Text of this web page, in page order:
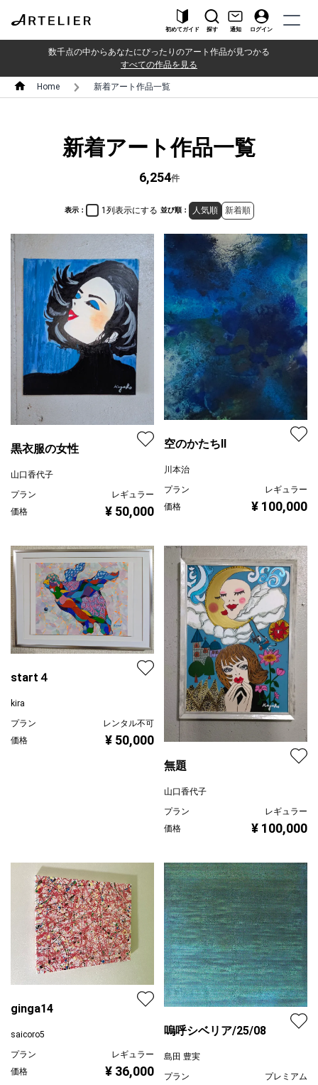
初めてガイド 探す 通知 ログイン
数千点の中からあなたにぴったりのアート作品が見つかる
すべての作品を見る
Home 新着アート作品一覧
新着アート作品一覧
6,254件
表示： 1列表示にする 並び順： 人気順 新着順
黒衣服の女性
山口香代子
プラン
レギュラー
価格
¥ 50,000
空のかたちII
川本治
プラン
レギュラー
価格
¥ 100,000
start４
kira
プラン
レンタル不可
価格
¥ 50,000
無題
山口香代子
プラン
レギュラー
価格
¥ 100,000
ginga14
saicoro5
プラン
レギュラー
価格
¥ 36,000
嗚呼シベリア/25/08
島田 豊実
プラン
プレミアム